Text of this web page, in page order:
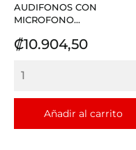
AUDIFONOS CON
MICROFONO...
Precio
₡10.904,50
Añadir al carrito